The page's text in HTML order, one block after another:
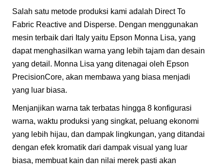
Salah satu metode produksi kami adalah Direct To
Fabric Reactive and Disperse. Dengan menggunakan
mesin terbaik dari Italy yaitu Epson Monna Lisa, yang
dapat menghasilkan warna yang lebih tajam dan desain
yang detail. Monna Lisa yang ditenagai oleh Epson
PrecisionCore, akan membawa yang biasa menjadi
yang luar biasa.
Menjanjikan warna tak terbatas hingga 8 konfigurasi
warna, waktu produksi yang singkat, peluang ekonomi
yang lebih hijau, dan dampak lingkungan, yang ditandai
dengan efek kromatik dari dampak visual yang luar
biasa, membuat kain dan nilai merek pasti akan